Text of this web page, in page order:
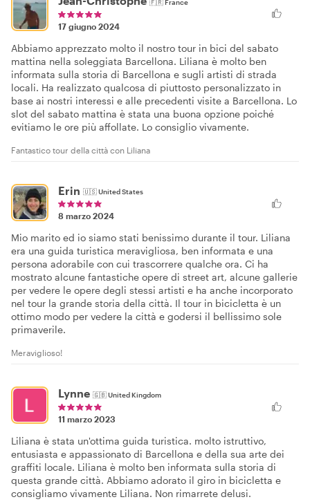
🇫🇷 France
17 giugno 2024
Abbiamo apprezzato molto il nostro tour in bici del sabato
mattina nella soleggiata Barcellona. Liliana è molto ben
informata sulla storia di Barcellona e sugli artisti di strada
locali. Ha realizzato qualcosa di piuttosto personalizzato in
base ai nostri interessi e alle precedenti visite a Barcellona. Lo
slot del sabato mattina è stata una buona opzione poiché
evitiamo le ore più affollate. Lo consiglio vivamente.
Fantastico tour della città con Liliana
Erin 🇺🇸United States
8 marzo 2024
Mio marito ed io siamo stati benissimo durante il tour. Liliana
era una guida turistica meravigliosa, ben informata e una
persona adorabile con cui trascorrere qualche ora. Ci ha
mostrato alcune fantastiche opere di street art, alcune gallerie
per vedere le opere degli stessi artisti e ha anche incorporato
nel tour la grande storia della città. Il tour in bicicletta è un
ottimo modo per vedere la città e godersi il bellissimo sole
primaverile.
Meraviglioso!
Lynne 🇬🇧United Kingdom
11 marzo 2023
Liliana è stata un'ottima guida turistica. molto istruttivo,
entusiasta e appassionato di Barcellona e della sua arte dei
graffiti locale. Liliana è molto ben informata sulla storia di
questa grande città. Abbiamo adorato il giro in bicicletta e
consigliamo vivamente Liliana. Non rimarrete delusi.